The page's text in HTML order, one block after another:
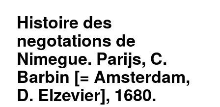
Histoire des
negotations de
Nimegue. Parijs, C.
Barbin [= Amsterdam,
D. Elzevier], 1680.